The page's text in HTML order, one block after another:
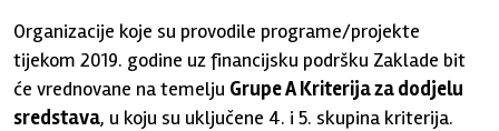
Organizacije koje su provodile programe/projekte
tijekom 2019. godine uz financijsku podršku Zaklade bit
će vrednovane na temelju Grupe A Kriterija za dodjelu
sredstava, u koju su uključene 4. i 5. skupina kriterija.